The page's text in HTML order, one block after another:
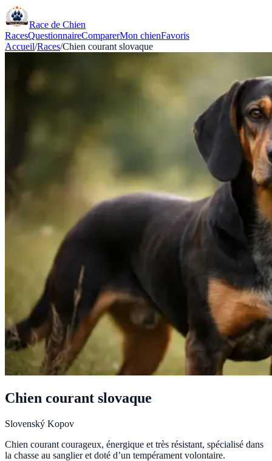
Race de Chien
RacesQuestionnaireComparerMon chienFavoris
Accueil/Races/Chien courant slovaque
Chien courant slovaque
Slovenský Kopov
Chien courant courageux, énergique et très résistant, spécialisé dans
la chasse au sanglier et doté d’un tempérament volontaire.